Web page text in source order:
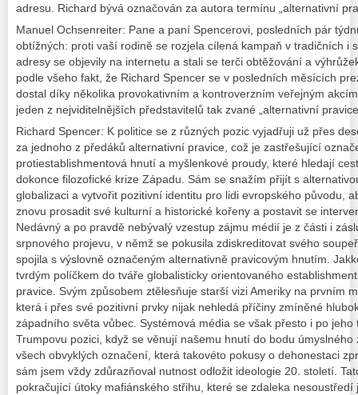
adresu. Richard bývá označován za autora termínu „alternativní
Manuel Ochsenreiter: Pane a paní Spencerovi, posledních pár
obtížných: proti vaší rodině se rozjela cílená kampaň v tradičních i
adresy se objevily na internetu a stali se terči obtěžování a
podle všeho fakt, že Richard Spencer se v posledních měsících
dostal díky několika provokativním a kontroverzním veřejným
jeden z nejviditelnějších představitelů tak zvané „alternativní
Richard Spencer: K politice se z různých pozic vyjadřuji už přes
za jednoho z předáků alternativní pravice, což je zastřešující
protiestablishmentová hnutí a myšlenkové proudy, které hledají
dokonce filozofické krize Západu. Sám se snažím přijít s
globalizaci a vytvořit pozitivní identitu pro lidi evropského původu,
znovu prosadit své kulturní a historické kořeny a postavit se
Nedávný a po pravdě nebývalý vzestup zájmu médií je z části i
srpnového projevu, v němž se pokusila zdiskreditovat svého
spojila s výslovně označeným alternativně pravicovým hnutím.
tvrdým políčkem do tváře globalisticky orientovaného
pravice. Svým způsobem ztělesňuje starší vizi Ameriky na prvním
která i přes své pozitivní prvky nijak nehledá příčiny zmíněné
západního světa vůbec. Systémová média se však přesto i po
Trumpovu pozici, když se věnují našemu hnutí do bodu
všech obvyklých označení, která takovéto pokusy o dehonestaci
sám jsem vždy zdůrazňoval nutnost odložit ideologie 20. století.
pokračující útoky mafiánského střihu, které se zdaleka nesoustředí